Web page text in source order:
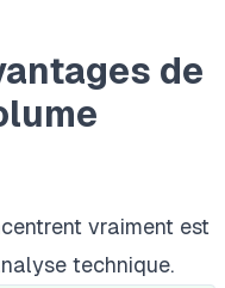
de
vraiment est
technique.